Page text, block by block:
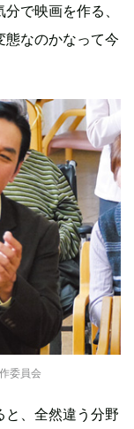
で映画を作る、
態なのかなって今
委員会
、全然違う分野